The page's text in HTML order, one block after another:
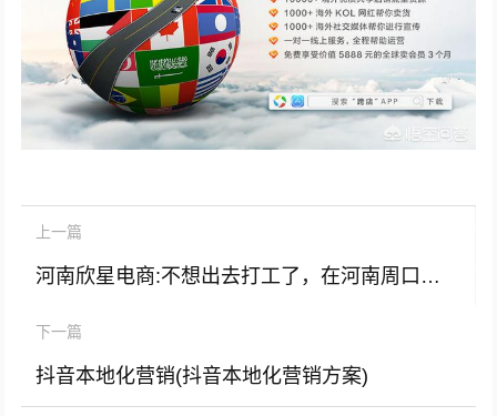
上一篇
河南欣星电商:不想出去打工了，在河南周口做个电商还能陪伴父母家人，你觉得可以吗？
下一篇
抖音本地化营销(抖音本地化营销方案)